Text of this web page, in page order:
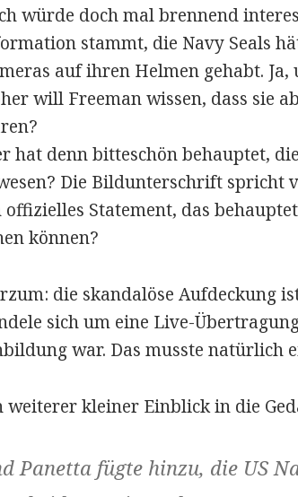
würde doch mal brennend
stammt, die Navy Seals
auf ihren Helmen gehabt. Ja,
will Freeman wissen, dass sie
hat denn bitteschön behauptet,
Die Bildunterschrift spricht
offizielles Statement, das
können?
die skandalöse Aufdeckung
sich um eine Live-
war. Das musste natürlich
weiterer kleiner Einblick in die
Panetta fügte hinzu, die US